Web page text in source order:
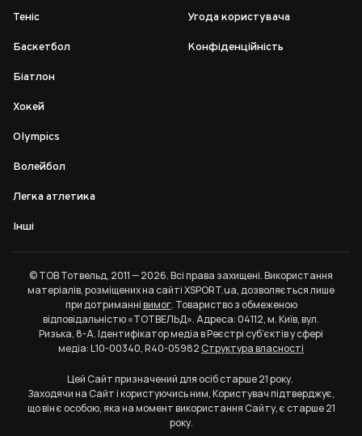
Теніс
Баскетбол
Біатлон
Хокей
Olympics
Волейбол
Легка атлетика
Інші
Угода користувача
Конфіденційність
© ТОВ Тотвельд, 2011 — 2026. Всі права захищені. Використання
матеріалів, розміщених на сайті XSPORT.ua, дозволяється лише
при дотриманнівимог. Товариство з обмеженою
відповідальністю «ТОТВЕЛЬД». Адреса: 04112, м. Київ, вул.
Ризька, 8-А. Ідентифікатор медіа в Реєстрі суб’єктів у сфері
медіа: L10-00340, R40-05982Структура власності
Цей Сайт призначений для осіб старше 21 року.
Заходячи на Сайт і користуючись ним, Користувач підтверджує,
що він є особою, яка на момент використання Сайту, є старше 21
року.